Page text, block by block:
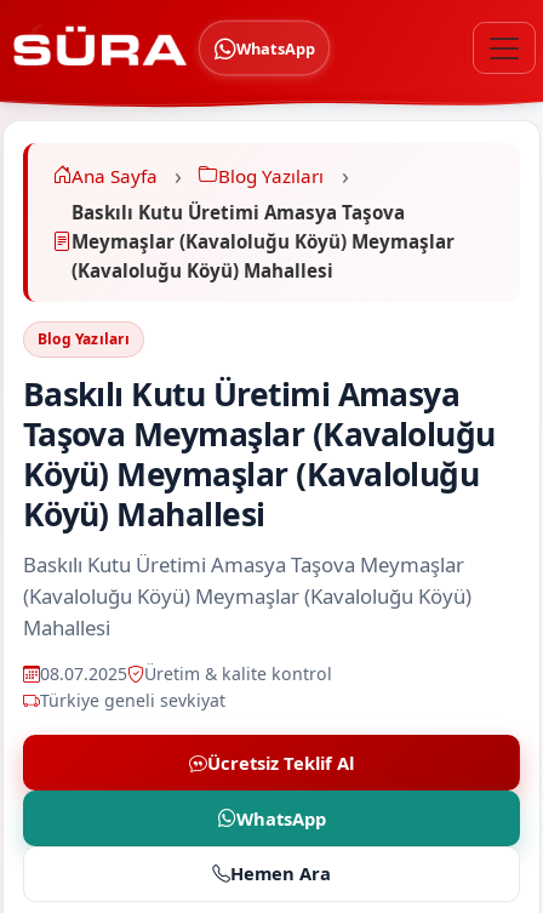
WhatsApp
Ana Sayfa
Blog Yazıları
Baskılı Kutu Üretimi Amasya Taşova
Meymaşlar (Kavaloluğu Köyü) Meymaşlar
(Kavaloluğu Köyü) Mahallesi
Blog Yazıları
Baskılı Kutu Üretimi Amasya
Taşova Meymaşlar (Kavaloluğu
Köyü) Meymaşlar (Kavaloluğu
Köyü) Mahallesi
Baskılı Kutu Üretimi Amasya Taşova Meymaşlar
(Kavaloluğu Köyü) Meymaşlar (Kavaloluğu Köyü)
Mahallesi
08.07.2025
Üretim & kalite kontrol
Türkiye geneli sevkiyat
Ücretsiz Teklif Al
WhatsApp
Hemen Ara